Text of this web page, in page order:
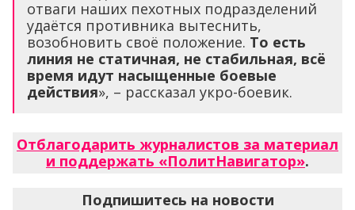
отваги наших пехотных подразделений
удаётся противника вытеснить,
возобновить своё положение. То есть
линия не статичная, не стабильная, всё
время идут насыщенные боевые
действия», – рассказал укро-боевик.
Отблагодарить журналистов за материал
и поддержать «ПолитНавигатор».
Подпишитесь на новости